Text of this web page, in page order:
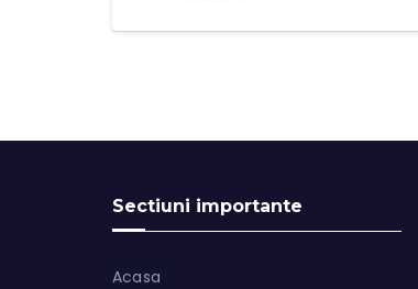
Sectiuni importante
Acasa